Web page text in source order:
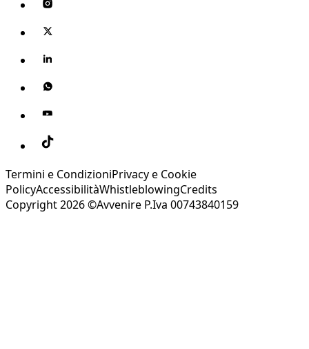
Termini e CondizioniPrivacy e Cookie
PolicyAccessibilitàWhistleblowingCredits
Copyright 2026 ©Avvenire P.Iva 00743840159